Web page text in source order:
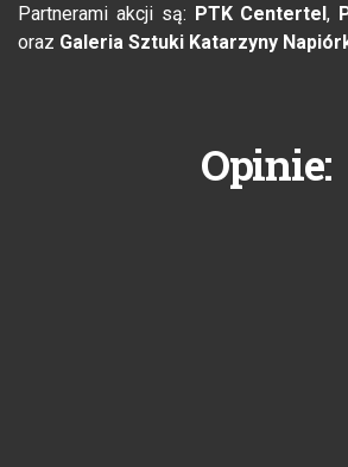
Partnerami akcji są: PTK Centertel,
oraz Galeria Sztuki Katarzyny
Opinie: